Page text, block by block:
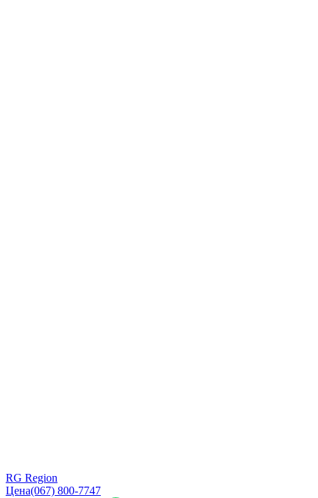
RG Region
Цена(067) 800-7747